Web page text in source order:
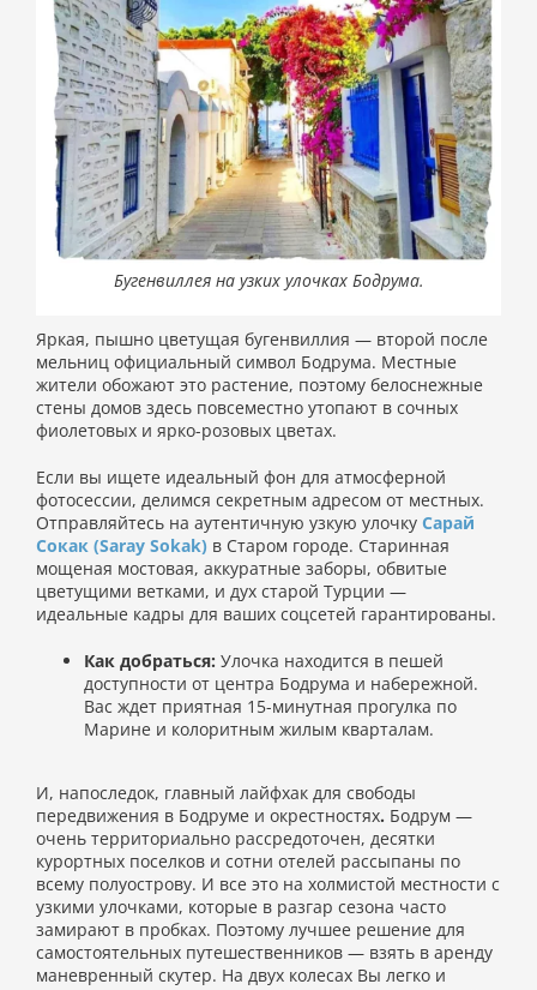
Бугенвиллея на узких улочках Бодрума.
Яркая, пышно цветущая бугенвиллия — второй после
мельниц официальный символ Бодрума. Местные
жители обожают это растение, поэтому белоснежные
стены домов здесь повсеместно утопают в сочных
фиолетовых и ярко-розовых цветах.
Если вы ищете идеальный фон для атмосферной
фотосессии, делимся секретным адресом от местных.
Отправляйтесь на аутентичную узкую улочку Сарай
Сокак (Saray Sokak) в Старом городе. Старинная
мощеная мостовая, аккуратные заборы, обвитые
цветущими ветками, и дух старой Турции —
идеальные кадры для ваших соцсетей гарантированы.
Как добраться: Улочка находится в пешей
доступности от центра Бодрума и набережной.
Вас ждет приятная 15-минутная прогулка по
Марине и колоритным жилым кварталам.
И, напоследок, главный лайфхак для свободы
передвижения в Бодруме и окрестностях. Бодрум —
очень территориально рассредоточен, десятки
курортных поселков и сотни отелей рассыпаны по
всему полуострову. И все это на холмистой местности с
узкими улочками, которые в разгар сезона часто
замирают в пробках. Поэтому лучшее решение для
самостоятельных путешественников — взять в аренду
маневренный скутер. На двух колесах Вы легко и